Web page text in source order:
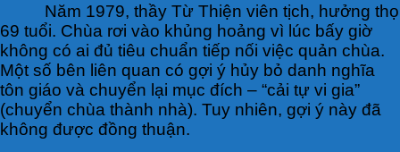
Năm 1979, thầy Từ Thiện viên tịch, hưởng thọ
69 tuổi. Chùa rơi vào khủng hoảng vì lúc bấy giờ
không có ai đủ tiêu chuẩn tiếp nối việc quản chùa.
Một số bên liên quan có gợi ý hủy bỏ danh nghĩa
tôn giáo và chuyển lại mục đích – “cải tự vi gia”
(chuyển chùa thành nhà). Tuy nhiên, gợi ý này đã
không được đồng thuận.